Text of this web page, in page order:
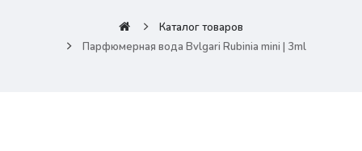
Каталог товаров
Парфюмерная вода Bvlgari Rubinia mini | 3ml